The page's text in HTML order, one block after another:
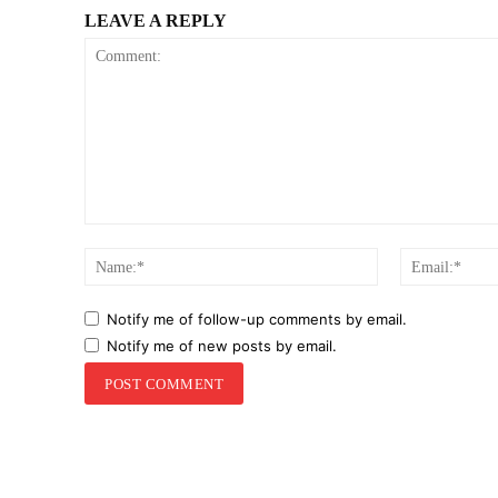
LEAVE A REPLY
Name:*
Notify me of follow-up comments by email.
Notify me of new posts by email.